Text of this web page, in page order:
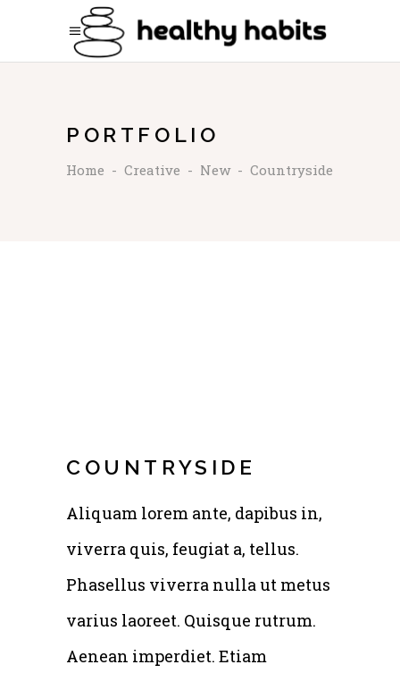
PORTFOLIO
Home - Creative - New- Countryside
COUNTRYSIDE
Aliquam lorem ante, dapibus in,
viverra quis, feugiat a, tellus.
Phasellus viverra nulla ut metus
varius laoreet. Quisque rutrum.
Aenean imperdiet. Etiam